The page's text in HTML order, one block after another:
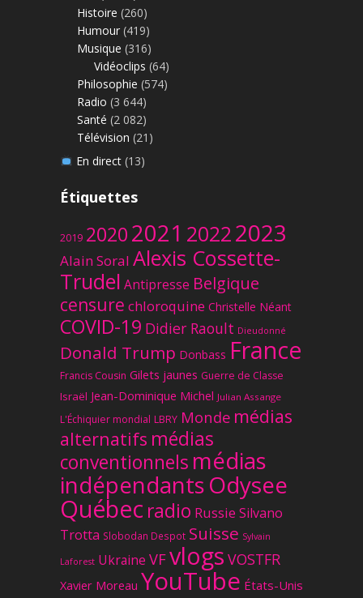
Histoire (260)
Humour (419)
Musique (316)
Vidéoclips (64)
Philosophie (574)
Radio (3 644)
Santé (2 082)
Télévision (21)
En direct(13)
Étiquettes
2019 20202021 20222023
Alain Soral Alexis Cossette-
Trudel Antipresse Belgique
censure chloroquine Christelle Néant
COVID-19 Didier Raoult Dieudonné
Donald Trump Donbass France
Francis Cousin Gilets jaunes Guerre de Classe
Israël Jean-Dominique Michel Julian Assange
L'Échiquier mondial LBRY Monde médias
alternatifs médias
conventionnels médias
indépendantsOdysee
Québec radio Russie Silvano
Trotta Slobodan Despot Suisse Sylvain
Laforest Ukraine VFvlogs VOSTFR
Xavier Moreau YouTube États-Unis